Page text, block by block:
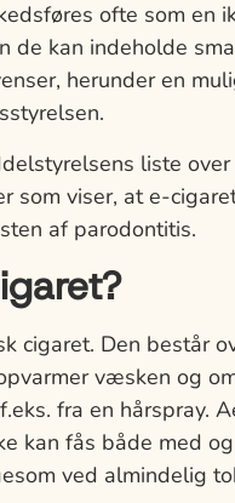
ofte som en
de kan indeholde
herunder en
liste
som viser, at e-
af parodontitis.
cigaret. Den består
væsken og
fra en hårspray.
kan fås både med
ved almindelig